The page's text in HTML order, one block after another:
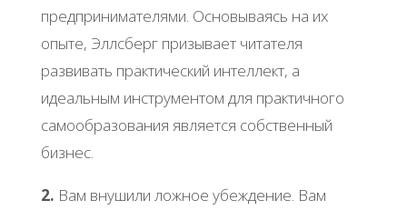
предпринимателями. Основываясь на их
опыте, Эллсберг призывает читателя
развивать практический интеллект, а
идеальным инструментом для практичного
самообразования является собственный
бизнес.
2. Вам внушили ложное убеждение. Вам